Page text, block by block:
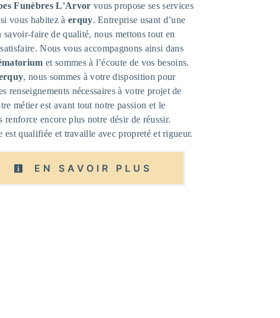
Funèbres L'Arvor vous propose ses services
vous habitez à erquy. Entreprise usant d’une
savoir-faire de qualité, nous mettons tout en
Nous vous accompagnons ainsi dans
et sommes à l’écoute de vos besoins.
, nous sommes à votre disposition pour
renseignements nécessaires à votre projet de
métier est avant tout notre passion et le
renforce encore plus notre désir de réussir.
est qualifiée et travaille avec propreté et rigueur.
EN SAVOIR PLUS